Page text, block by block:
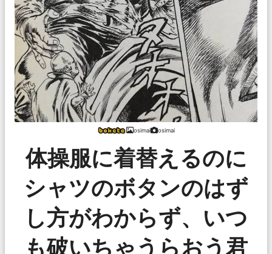
osimai osimai
体操服に着替えるのに
シャツのボタンのはず
し方がわからず、いつ
も破いちゃうらおう君